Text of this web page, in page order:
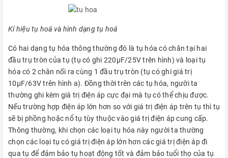
Kí hiệu tụ hoá và hình dạng tụ hoá
Có hai dạng tụ hóa thông thường đó là tụ hóa có chân tại hai
đầu trụ tròn của tụ (tụ có ghi 220μF/25V trên hình) và loại tụ
hóa có 2 chân nối ra cùng 1 đầu trụ tròn (tụ có ghi giá trị
10μF/63V trên hình a). Đồng thời trên các tụ hóa, người ta
thường ghi kèm giá trị điện áp cực đại mà tụ có thể chịu được.
Nếu trường hợp điện áp lớn hơn so với giá trị điện áp trên tụ thì tụ
sẽ bị phồng hoặc nổ tụ tùy thuộc vào giá trị điện áp cung cấp.
Thông thường, khi chọn các loại tụ hóa này người ta thường
chọn các loại tụ có giá trị điện áp lớn hơn các giá trị điện áp đi
qua tụ để đảm bảo tụ hoạt động tốt và đảm bảo tuổi thọ của tụ